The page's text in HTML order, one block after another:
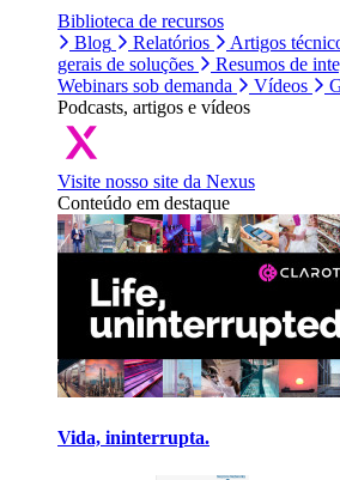
Biblioteca de recursos
Blog
Relatórios Artigos
gerais de soluções
Resumos de
Webinars sob demanda
Vídeos
Podcasts, artigos e vídeos
Visite nosso site da Nexus
Conteúdo em destaque
Vida, ininterrupta.